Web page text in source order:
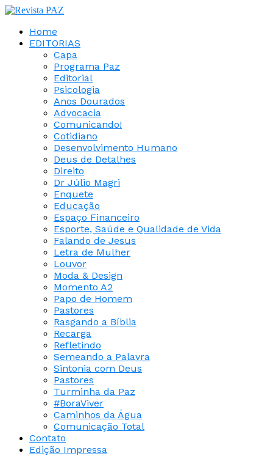
Home
EDITORIAS
Capa
Programa Paz
Editorial
Psicologia
Anos Dourados
Advocacia
Comunicando!
Cotidiano
Desenvolvimento Humano
Deus de Detalhes
Direito
Dr Júlio Magri
Enquete
Educação
Espaço Financeiro
Esporte, Saúde e Qualidade de Vida
Falando de Jesus
Letra de Mulher
Louvor
Moda & Design
Momento A2
Papo de Homem
Pastores
Rasgando a Bíblia
Recarga
Refletindo
Semeando a Palavra
Sintonia com Deus
Pastores
Turminha da Paz
#BoraViver
Caminhos da Água
Comunicação Total
Contato
Edição Impressa